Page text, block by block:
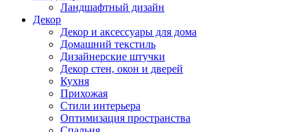
Ландшафтный дизайн
Декор
Декор и аксессуары для дома
Домашний текстиль
Дизайнерские штучки
Декор стен, окон и дверей
Кухня
Прихожая
Стили интерьера
Оптимизация пространства